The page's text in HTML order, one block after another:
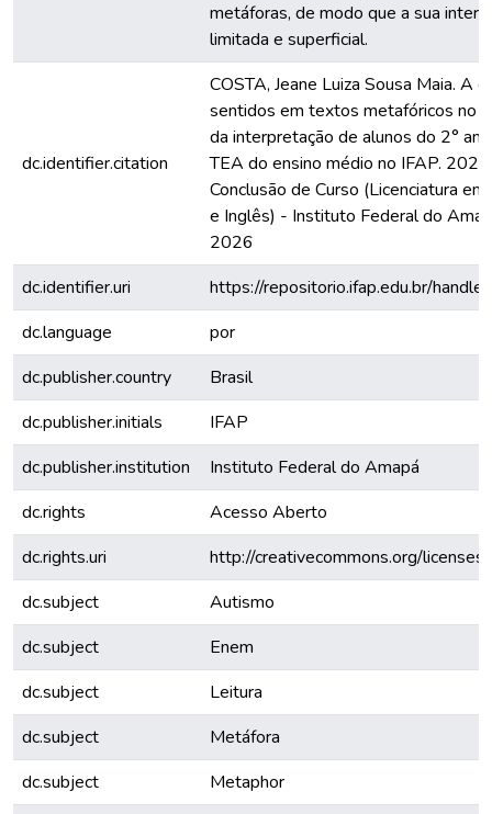
metáforas, de modo que a sua
limitada e superficial.
dc.identifier.citation
COSTA, Jeane Luiza Sousa Maia. A
sentidos em textos metafóricos no
da interpretação de alunos do 2°
TEA do ensino médio no IFAP.
Conclusão de Curso (Licenciatura
e Inglês) - Instituto Federal do
2026
dc.identifier.uri
https://repositorio.ifap.edu.br/
dc.language
por
dc.publisher.country
Brasil
dc.publisher.initials
IFAP
dc.publisher.institution
Instituto Federal do Amapá
dc.rights
Acesso Aberto
dc.rights.uri
http://creativecommons.org/
dc.subject
Autismo
dc.subject
Enem
dc.subject
Leitura
dc.subject
Metáfora
dc.subject
Metaphor